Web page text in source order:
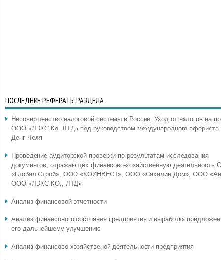
ПОСЛЕДНИЕ РЕФЕРАТЫ РАЗДЕЛА
Несовершенство налоговой системы в России. Уход от налогов на
ООО «ЛЭКС Ко. ЛТД» под руководством международного
Денг Челя
Проведение аудиторской проверки по результатам исследования
документов, отражающих финансово-хозяйственную деятельность
«Глобал Строй», ООО «КОИНВЕСТ», ООО «Сахалин Дом», ООО
ООО «ЛЭКС КО., ЛТД»
Анализ финансовой отчетности
Анализ финансового состояния предприятия и выработка
его дальнейшему улучшению
Анализ финансово-хозяйственой деятельности предприятия